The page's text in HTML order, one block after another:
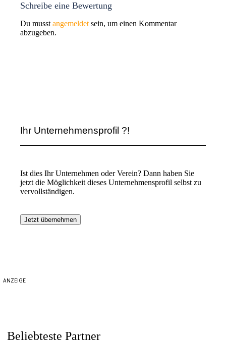
Schreibe eine Bewertung
Du musst angemeldet sein, um einen Kommentar
abzugeben.
Ihr Unternehmensprofil ?!
Ist dies Ihr Unternehmen oder Verein? Dann haben Sie
jetzt die Möglichkeit dieses Unternehmensprofil selbst zu
vervollständigen.
Jetzt übernehmen
ANZEIGE
Beliebteste Partner